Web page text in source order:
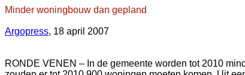
Minder woningbouw dan gepland
Argopress, 18 april 2007
RONDE VENEN – In de gemeente worden tot 2010